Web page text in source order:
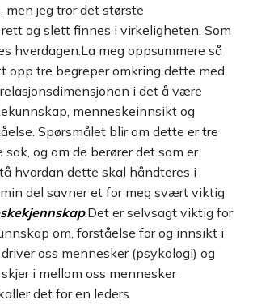
men jeg tror det største
og slett finnes i virkeligheten. Som
hverdagen.La meg oppsummere så
opp tre begreper omkring dette med
i det å være
menneskeinnsikt og
Spørsmålet blir om dette er tre
sak, og om de berører det som er
hvordan dette skal håndteres i
min del savner et for meg svært viktig
.Det er selvsagt viktig for
om, forståelse for og innsikt i
oss mennesker (psykologi) og
i mellom oss mennesker
det for en leders